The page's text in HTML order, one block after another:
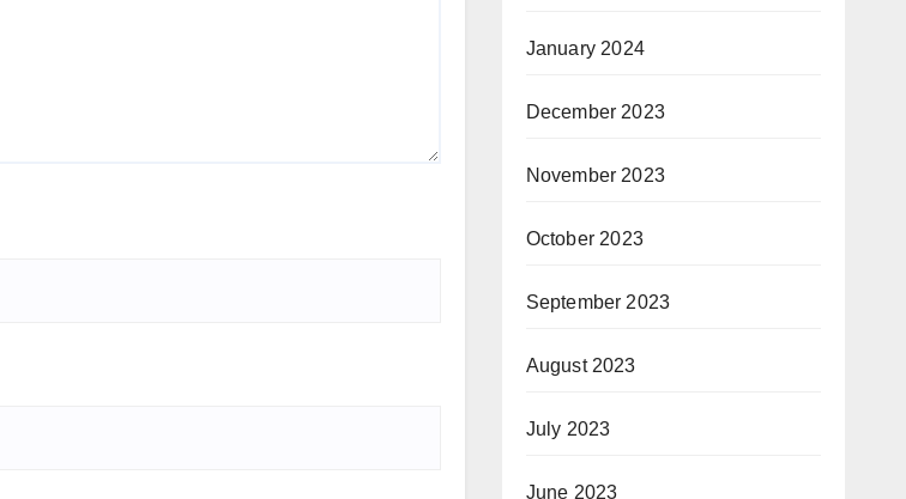
January 2024
December 2023
November 2023
October 2023
September 2023
August 2023
July 2023
June 2023